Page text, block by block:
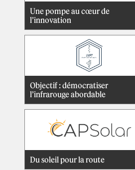
Une pompe au cœur de
l’innovation
Objectif : démocratiser
l’infrarouge abordable
Du soleil pour la route